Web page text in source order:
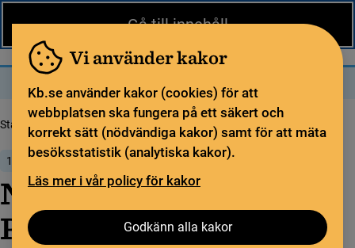
Gå till innehåll
Vi använder kakor
Kb.se använder kakor (cookies) för att
webbplatsen ska fungera på ett säkert och
korrekt sätt (nödvändiga kakor) samt för att mäta
besöksstatistik (analytiska kakor).
Läs mer i vår policy för kakor
Godkänn alla kakor
Startsida Nytt från KB Nya supportsidor för Publicera
18 augusti 2022
Nya supportsidor för
Publicera